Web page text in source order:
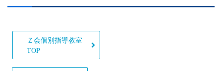
Ｚ会個別指導教室
TOP